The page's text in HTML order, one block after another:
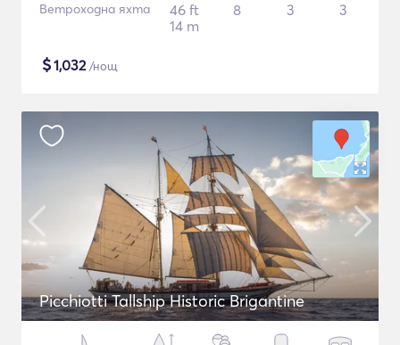
Ветроходна яхта
46 ft
14 m
8 3 3
$1,032/нощ
Picchiotti Tallship Historic Brigantine